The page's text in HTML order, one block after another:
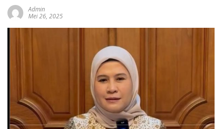
Admin
Mei 26, 2025